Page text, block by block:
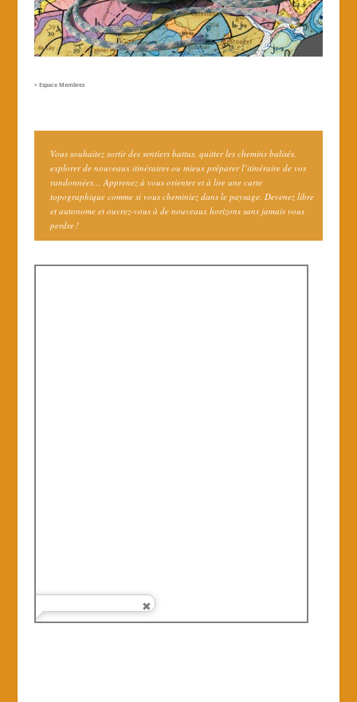
> Espace Membres
Vous souhaitez sortir des sentiers battus, quitter les chemins balisés,
explorer de nouveaux itinéraires ou mieux préparer l’itinéraire de vos
randonnées… Apprenez à vous orienter et à lire une carte
topographique comme si vous cheminiez dans le paysage. Devenez libre
et autonome et ouvrez-vous à de nouveaux horizons sans jamais vous
perdre !